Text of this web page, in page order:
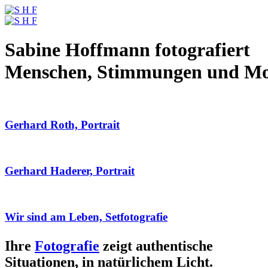
Sabine Hoffmann fotografiert
Menschen, Stimmungen und
Gerhard Roth, Portrait
Gerhard Haderer, Portrait
Wir sind am Leben, Setfotografie
Ihre Fotografie zeigt authentische
Situationen, in natürlichem Licht.